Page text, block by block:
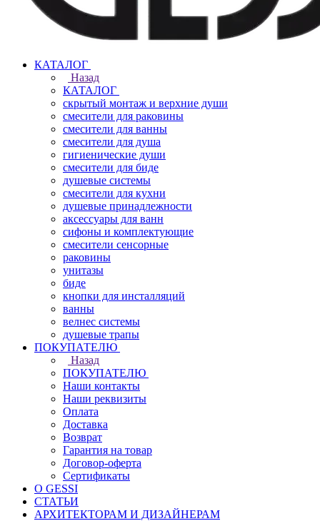
КАТАЛОГ
Назад
КАТАЛОГ
скрытый монтаж и верхние души
смесители для раковины
смесители для ванны
смесители для душа
гигиенические души
смесители для биде
душевые системы
смесители для кухни
душевые принадлежности
аксессуары для ванн
сифоны и комплектующие
смесители сенсорные
раковины
унитазы
биде
кнопки для инсталляций
ванны
велнес системы
душевые трапы
ПОКУПАТЕЛЮ
Назад
ПОКУПАТЕЛЮ
Наши контакты
Наши реквизиты
Оплата
Доставка
Возврат
Гарантия на товар
Договор-оферта
Сертификаты
О GESSI
СТАТЬИ
АРХИТЕКТОРАМ И ДИЗАЙНЕРАМ